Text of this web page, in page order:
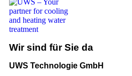
Wir sind für Sie da
UWS Technologie GmbH